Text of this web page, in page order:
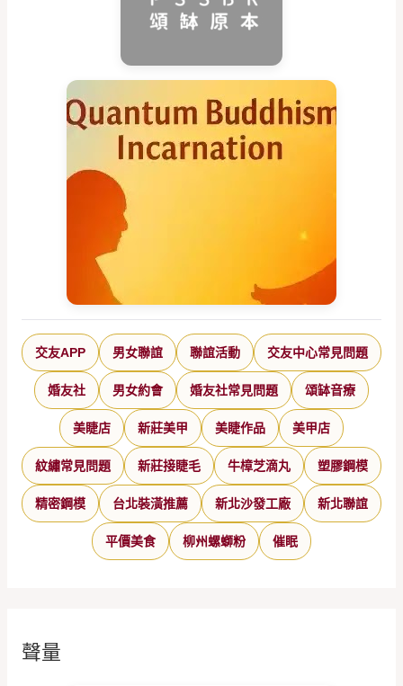
交友APP 男女聯誼 聯誼活動 交友中心常見問題
婚友社 男女約會 婚友社常見問題 頌缽音療
美睫店 新莊美甲 美睫作品 美甲店
紋繡常見問題 新莊接睫毛 牛樟芝滴丸 塑膠鋼模
精密鋼模 台北裝潢推薦 新北沙發工廠 新北聯誼
平價美食 柳州螺螄粉 催眠
聲量